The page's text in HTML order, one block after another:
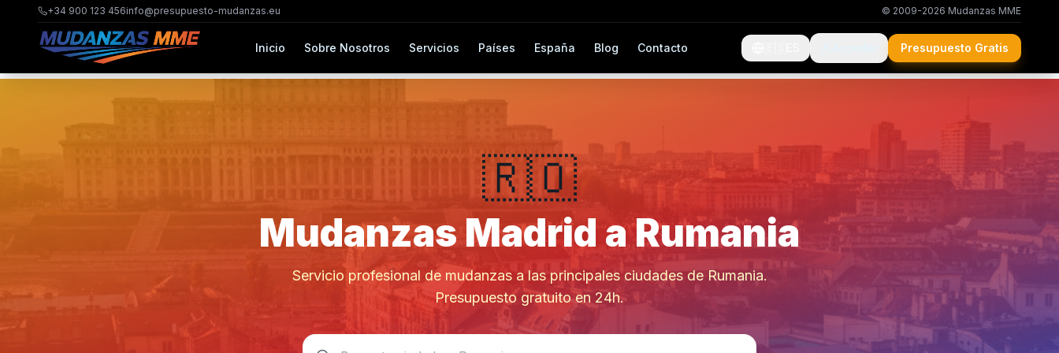
+34 900 123 456info@presupuesto-mudanzas.eu © 2009-2026 Mudanzas MME
Inicio Sobre Nosotros Servicios Países España Blog Contacto Presupuesto Gratis
🇷🇴
Mudanzas Madrid a Rumania
Servicio profesional de mudanzas a las principales ciudades de Rumania.
Presupuesto gratuito en 24h.